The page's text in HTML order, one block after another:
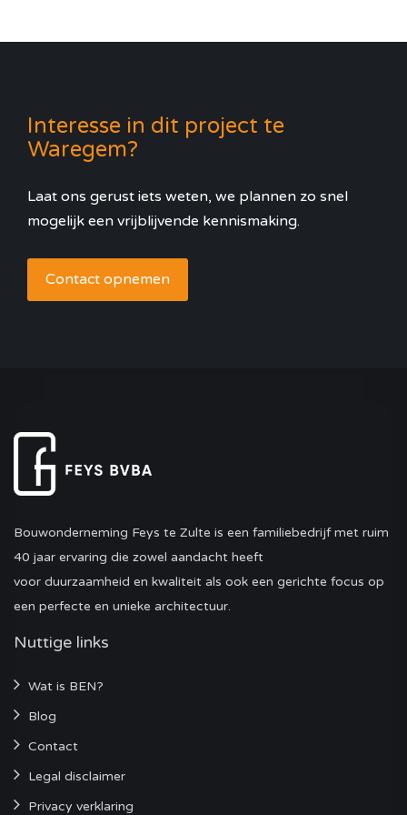
Interesse in dit project te
Waregem?
Laat ons gerust iets weten, we plannen zo snel
mogelijk een vrijblijvende kennismaking.
Contact opnemen
Bouwonderneming Feys te Zulte is een familiebedrijf met ruim
40 jaar ervaring die zowel aandacht heeft
voor duurzaamheid en kwaliteit als ook een gerichte focus op
een perfecte en unieke architectuur.
Nuttige links
Wat is BEN?
Blog
Contact
Legal disclaimer
Privacy verklaring